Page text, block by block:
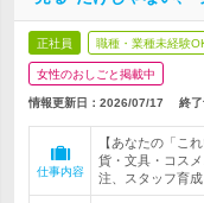
正社員 職種・業種未経験
女性のおしごと掲載中
情報更新日：2026/07/17 終了
仕事内容
【あなたの「こ
貨・文具・コス
注、スタッフ育